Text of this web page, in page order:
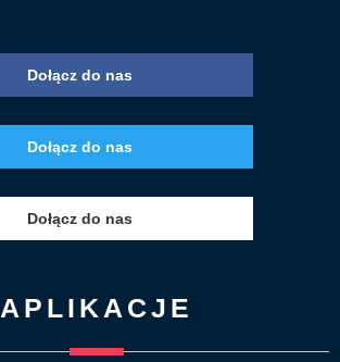
Dołącz do nas
Dołącz do nas
Dołącz do nas
APLIKACJE